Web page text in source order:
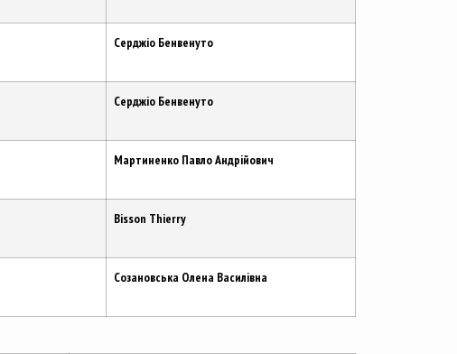
Серджіо Бенвенуто
Серджіо Бенвенуто
Мартиненко Павло Андрійович
Bisson Thierry
Созановська Олена Василівна